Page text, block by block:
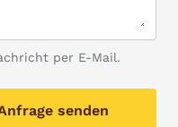
per E-Mail.
senden